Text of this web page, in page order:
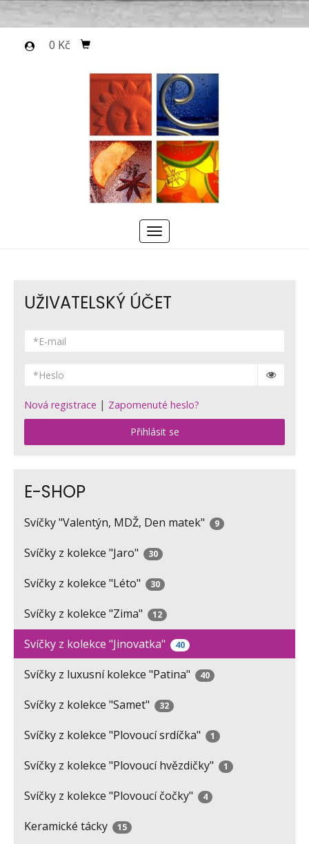
0 Kč
Menu
UŽIVATELSKÝ ÚČET
Nová registrace | Zapomenuté heslo?
Přihlásit se
E-SHOP
Svíčky "Valentýn, MDŽ, Den matek" 9
Svíčky z kolekce "Jaro" 30
Svíčky z kolekce "Léto" 30
Svíčky z kolekce "Zima" 12
Svíčky z kolekce "Jinovatka" 40
Svíčky z luxusní kolekce "Patina" 40
Svíčky z kolekce "Samet" 32
Svíčky z kolekce "Plovoucí srdíčka" 1
Svíčky z kolekce "Plovoucí hvězdičky" 1
Svíčky z kolekce "Plovoucí čočky" 4
Keramické tácky 15